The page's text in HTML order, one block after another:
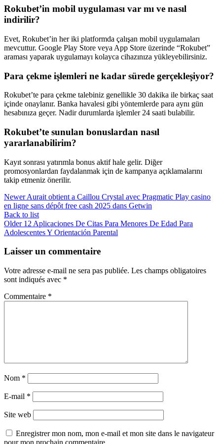
Rokubet’in mobil uygulaması var mı ve nasıl
indirilir?
Evet, Rokubet’in her iki platformda çalışan mobil uygulamaları
mevcuttur. Google Play Store veya App Store üzerinde “Rokubet”
araması yaparak uygulamayı kolayca cihazınıza yükleyebilirsiniz.
Para çekme işlemleri ne kadar sürede gerçekleşiyor?
Rokubet’te para çekme talebiniz genellikle 30 dakika ile birkaç saat
içinde onaylanır. Banka havalesi gibi yöntemlerde para aynı gün
hesabınıza geçer. Nadir durumlarda işlemler 24 saati bulabilir.
Rokubet’te sunulan bonuslardan nasıl
yararlanabilirim?
Kayıt sonrası yatırımla bonus aktif hale gelir. Diğer
promosyonlardan faydalanmak için de kampanya açıklamalarını
takip etmeniz önerilir.
Newer Aurait obtient a Caillou Crystal avec Pragmatic Play casino
en ligne sans dépôt free cash 2025 dans Getwin
Back to list
Older 12 Aplicaciones De Citas Para Menores De Edad Para
Adolescentes Y Orientación Parental
Laisser un commentaire
Votre adresse e-mail ne sera pas publiée. Les champs obligatoires
sont indiqués avec *
Commentaire *
Nom *
E-mail *
Site web
Enregistrer mon nom, mon e-mail et mon site dans le navigateur
pour mon prochain commentaire.